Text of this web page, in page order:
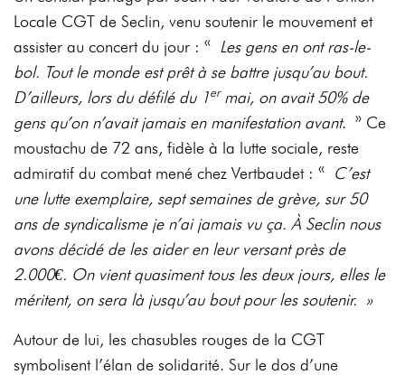
Locale CGT de Seclin, venu soutenir le mouvement et
assister au concert du jour : « Les gens en ont ras-le-
bol. Tout le monde est prêt à se battre jusqu’au bout.
D’ailleurs, lors du défilé du 1ermai, on avait 50% de
gens qu’on n’avait jamais en manifestation avant. » Ce
moustachu de 72 ans, fidèle à la lutte sociale, reste
admiratif du combat mené chez Vertbaudet : « C’est
une lutte exemplaire, sept semaines de grève, sur 50
ans de syndicalisme je n’ai jamais vu ça. À Seclin nous
avons décidé de les aider en leur versant près de
2.000€. On vient quasiment tous les deux jours, elles le
méritent, on sera là jusqu’au bout pour les soutenir. »
Autour de lui, les chasubles rouges de la CGT
symbolisent l’élan de solidarité. Sur le dos d’une